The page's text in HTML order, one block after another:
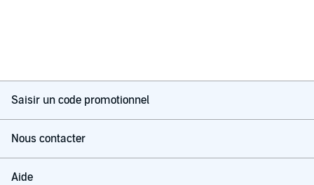
Saisir un code promotionnel
Nous contacter
Aide